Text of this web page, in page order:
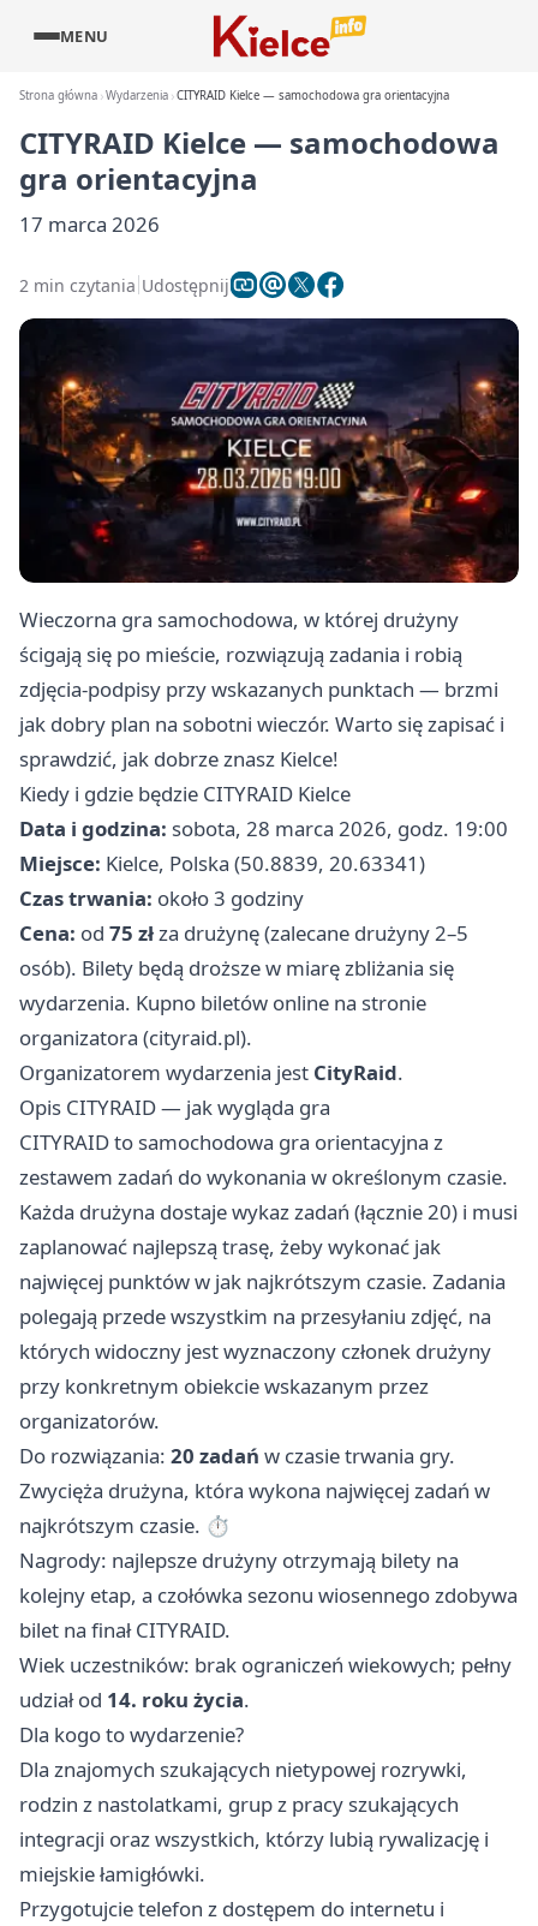
MENU
Strona główna Wydarzenia CITYRAID Kielce — samochodowa gra orientacyjna
CITYRAID Kielce — samochodowa
gra orientacyjna
17 marca 2026
2 min czytania Udostępnij
Wieczorna gra samochodowa, w której drużyny
ścigają się po mieście, rozwiązują zadania i robią
zdjęcia-podpisy przy wskazanych punktach — brzmi
jak dobry plan na sobotni wieczór. Warto się zapisać i
sprawdzić, jak dobrze znasz Kielce!
Kiedy i gdzie będzie CITYRAID Kielce
Data i godzina: sobota, 28 marca 2026, godz. 19:00
Miejsce: Kielce, Polska (50.8839, 20.63341)
Czas trwania: około 3 godziny
Cena: od 75 złza drużynę (zalecane drużyny 2–5
osób). Bilety będą droższe w miarę zbliżania się
wydarzenia. Kupno biletów online na stronie
organizatora (cityraid.pl).
Organizatorem wydarzenia jest CityRaid.
Opis CITYRAID — jak wygląda gra
CITYRAID to samochodowa gra orientacyjna z
zestawem zadań do wykonania w określonym czasie.
Każda drużyna dostaje wykaz zadań (łącznie 20) i musi
zaplanować najlepszą trasę, żeby wykonać jak
najwięcej punktów w jak najkrótszym czasie. Zadania
polegają przede wszystkim na przesyłaniu zdjęć, na
których widoczny jest wyznaczony członek drużyny
przy konkretnym obiekcie wskazanym przez
organizatorów.
Do rozwiązania: 20 zadań w czasie trwania gry.
Zwycięża drużyna, która wykona najwięcej zadań w
najkrótszym czasie. ⏱
Nagrody: najlepsze drużyny otrzymają bilety na
kolejny etap, a czołówka sezonu wiosennego zdobywa
bilet na finał CITYRAID.
Wiek uczestników: brak ograniczeń wiekowych; pełny
udział od 14. roku życia.
Dla kogo to wydarzenie?
Dla znajomych szukających nietypowej rozrywki,
rodzin z nastolatkami, grup z pracy szukających
integracji oraz wszystkich, którzy lubią rywalizację i
miejskie łamigłówki.
Przygotujcie telefon z dostępem do internetu i